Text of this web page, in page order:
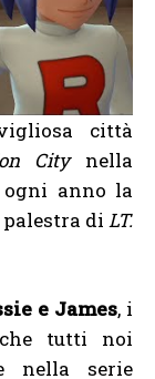
città
Citynella
ogni anno la
palestra diLT.
e James, i
tutti noi
nella serie